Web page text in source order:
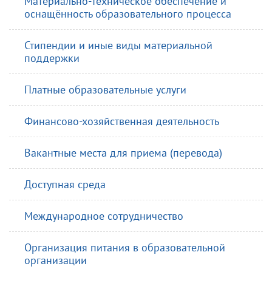
оснащённость образовательного процесса
Стипендии и иные виды материальной
поддержки
Платные образовательные услуги
Финансово-хозяйственная деятельность
Вакантные места для приема (перевода)
Доступная среда
Международное сотрудничество
Организация питания в образовательной
организации